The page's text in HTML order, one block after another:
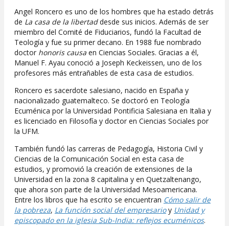
Angel Roncero es uno de los hombres que ha estado detrás
de La casa de la libertaddesde sus inicios. Además de ser
miembro del Comité de Fiduciarios, fundó la Facultad de
Teología y fue su primer decano. En 1988 fue nombrado
doctor honoris causa en Ciencias Sociales. Gracias a él,
Manuel F. Ayau conoció a Joseph Keckeissen, uno de los
profesores más entrañables de esta casa de estudios.
Roncero es sacerdote salesiano, nacido en España y
nacionalizado guatemalteco. Se doctoró en Teología
Ecuménica por la Universidad Pontificia Salesiana en Italia y
es licenciado en Filosofía y doctor en Ciencias Sociales por
la UFM.
También fundó las carreras de Pedagogía, Historia Civil y
Ciencias de la Comunicación Social en esta casa de
estudios, y promovió la creación de extensiones de la
Universidad en la zona 8 capitalina y en Quetzaltenango,
que ahora son parte de la Universidad Mesoamericana.
Entre los libros que ha escrito se encuentran Cómo salir de
la pobreza, La función social del empresarioy Unidad y
episcopado en la iglesia Sub-India: reflejos ecuménicos.